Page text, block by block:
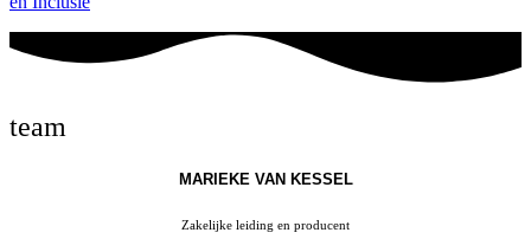
team
MARIEKE VAN KESSEL
Zakelijke leiding en producent